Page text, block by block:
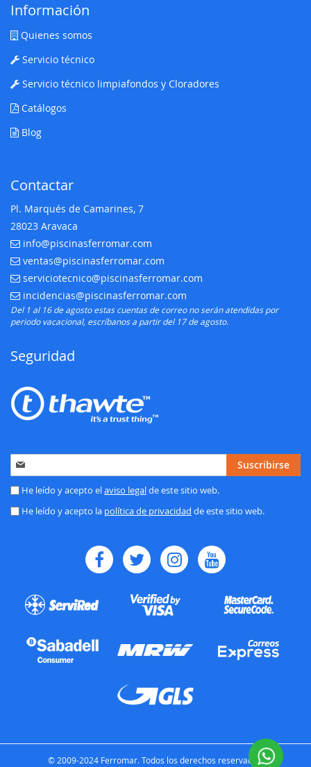
Información
Quienes somos
Servicio técnico
Servicio técnico limpiafondos y Cloradores
Catálogos
Blog
Contactar
Pl. Marqués de Camarines, 7
28023 Aravaca
E-mail:
info@piscinasferromar.com
E-mail:
ventas@piscinasferromar.com
E-mail:
serviciotecnico@piscinasferromar.com
E-mail:
incidencias@piscinasferromar.com
Del 1 al 16 de agosto estas cuentas de correo no serán atendidas por
periodo vacacional, escríbanos a partir del 17 de agosto.
Seguridad
Inscríbase
a
nuestro
de
Suscribirse
He leído y acepto elaviso legalde este sitio web.
He leído y acepto la política de privacidad de este sitio web.
© 2009-2024 Ferromar. Todos los derechos reservados.